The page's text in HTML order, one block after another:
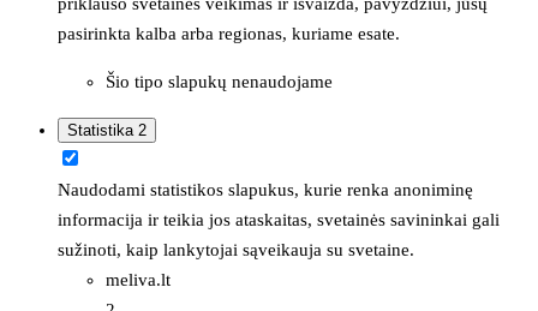
pasirinkta kalba arba regionas, kuriame esate.
Šio tipo slapukų nenaudojame
Statistika 2
Naudodami statistikos slapukus, kurie renka anoniminę
informacija ir teikia jos ataskaitas, svetainės savininkai gali
sužinoti, kaip lankytojai sąveikauja su svetaine.
meliva.lt